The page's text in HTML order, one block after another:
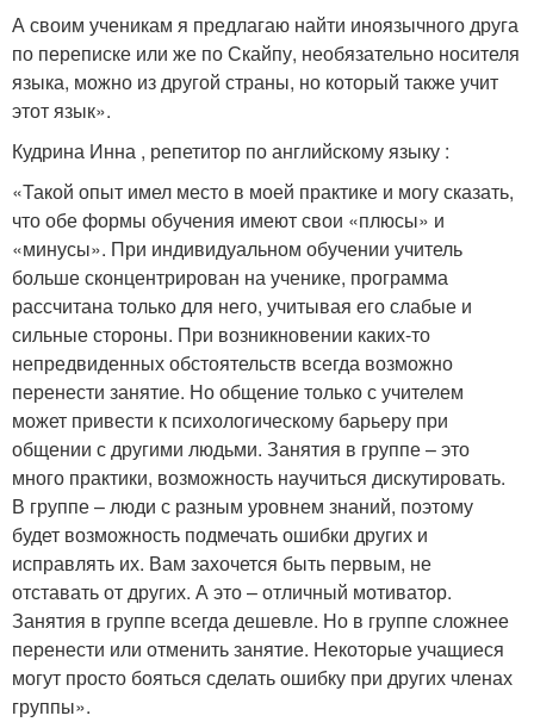
А своим ученикам я предлагаю найти иноязычного друга
по переписке или же по Скайпу, необязательно носителя
языка, можно из другой страны, но который также учит
этот язык».
Кудрина Инна , репетитор по английскому языку :
«Такой опыт имел место в моей практике и могу сказать,
что обе формы обучения имеют свои «плюсы» и
«минусы». При индивидуальном обучении учитель
больше сконцентрирован на ученике, программа
рассчитана только для него, учитывая его слабые и
сильные стороны. При возникновении каких-то
непредвиденных обстоятельств всегда возможно
перенести занятие. Но общение только с учителем
может привести к психологическому барьеру при
общении с другими людьми. Занятия в группе – это
много практики, возможность научиться дискутировать.
В группе – люди с разным уровнем знаний, поэтому
будет возможность подмечать ошибки других и
исправлять их. Вам захочется быть первым, не
отставать от других. А это – отличный мотиватор.
Занятия в группе всегда дешевле. Но в группе сложнее
перенести или отменить занятие. Некоторые учащиеся
могут просто бояться сделать ошибку при других членах
группы».